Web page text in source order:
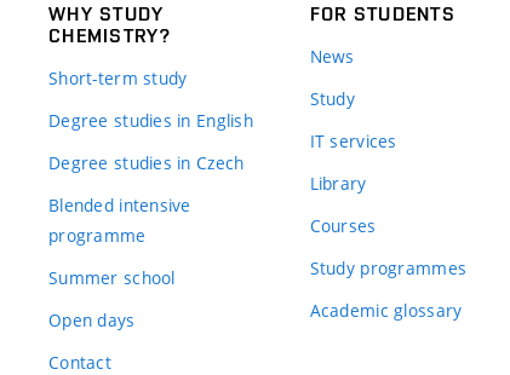
WHY STUDY
CHEMISTRY?
Short-term study
Degree studies in English
Degree studies in Czech
Blended intensive
programme
Summer school
Open days
Contact
FOR STUDENTS
News
Study
IT services
Library
Courses
Study programmes
Academic glossary